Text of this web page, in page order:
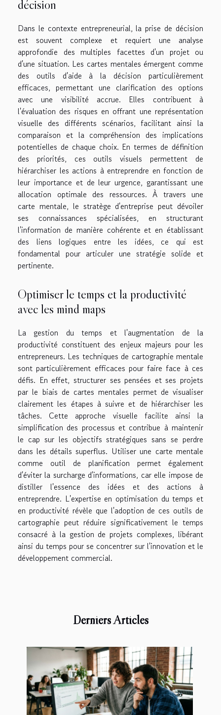
décision
Dans le contexte entrepreneurial, la prise de décision
est souvent complexe et requiert une analyse
approfondie des multiples facettes d'un projet ou
d'une situation. Les cartes mentales émergent comme
des outils d'aide à la décision particulièrement
efficaces, permettant une clarification des options
avec une visibilité accrue. Elles contribuent à
l'évaluation des risques en offrant une représentation
visuelle des différents scénarios, facilitant ainsi la
comparaison et la compréhension des implications
potentielles de chaque choix. En termes de définition
des priorités, ces outils visuels permettent de
hiérarchiser les actions à entreprendre en fonction de
leur importance et de leur urgence, garantissant une
allocation optimale des ressources. À travers une
carte mentale, le stratège d'entreprise peut dévoiler
ses connaissances spécialisées, en structurant
l'information de manière cohérente et en établissant
des liens logiques entre les idées, ce qui est
fondamental pour articuler une stratégie solide et
pertinente.
Optimiser le temps et la productivité
avec les mind maps
La gestion du temps et l'augmentation de la
productivité constituent des enjeux majeurs pour les
entrepreneurs. Les techniques de cartographie mentale
sont particulièrement efficaces pour faire face à ces
défis. En effet, structurer ses pensées et ses projets
par le biais de cartes mentales permet de visualiser
clairement les étapes à suivre et de hiérarchiser les
tâches. Cette approche visuelle facilite ainsi la
simplification des processus et contribue à maintenir
le cap sur les objectifs stratégiques sans se perdre
dans les détails superflus. Utiliser une carte mentale
comme outil de planification permet également
d'éviter la surcharge d'informations, car elle impose de
distiller l'essence des idées et des actions à
entreprendre. L'expertise en optimisation du temps et
en productivité révèle que l'adoption de ces outils de
cartographie peut réduire significativement le temps
consacré à la gestion de projets complexes, libérant
ainsi du temps pour se concentrer sur l'innovation et le
développement commercial.
Derniers Articles